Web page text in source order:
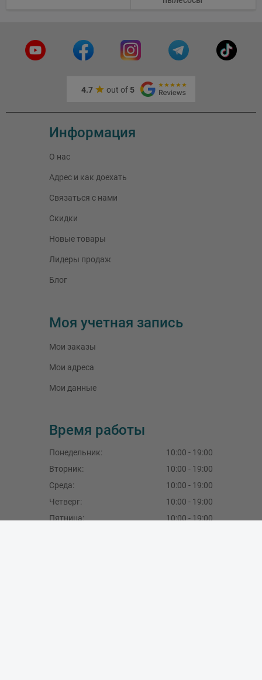
4.7 out of 5
Информация
О нас
Адрес и как доехать
Связаться с нами
Скидки
Новые товары
Лидеры продаж
Блог
Моя учетная запись
Мои заказы
Мои адреса
Мои данные
Время работы
Понедельник:
10:00 - 19:00
Вторник:
10:00 - 19:00
Среда:
10:00 - 19:00
Четверг:
10:00 - 19:00
Пятница:
10:00 - 19:00